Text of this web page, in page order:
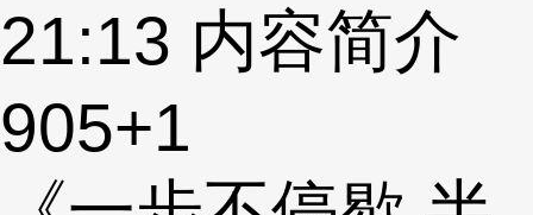
21:13 内容简介
905+1